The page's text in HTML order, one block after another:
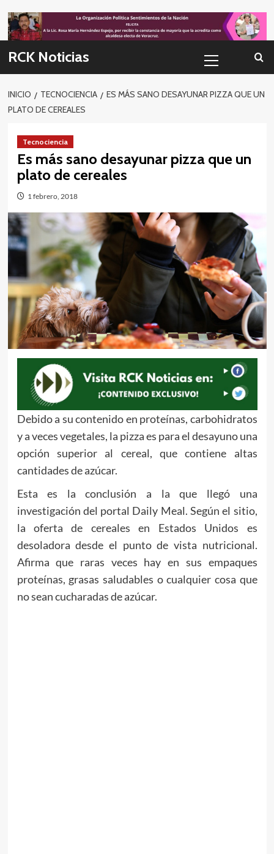
to
content
RCK Noticias
primario
INICIO TECNOCIENCIA
ES MÁS SANO DESAYUNAR PIZZA QUE UN
PLATO DE CEREALES
Tecnociencia
Es más sano desayunar pizza que un
plato de cereales
1 febrero, 2018
Debido a su contenido en proteínas, carbohidratos
y a veces vegetales, la pizza es para el desayuno una
opción superior al cereal, que contiene altas
cantidades de azúcar.
Esta es la conclusión a la que llegó una
investigación del portal Daily Meal. Según el sitio,
la oferta de cereales en Estados Unidos es
desoladora desde el punto de vista nutricional.
Afirma que raras veces hay en sus empaques
proteínas, grasas saludables o cualquier cosa que
no sean cucharadas de azúcar.